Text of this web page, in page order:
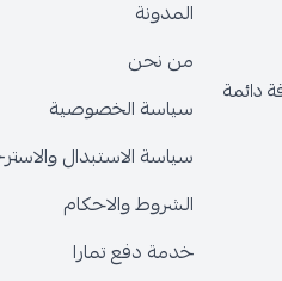
دائمة
المدونة
من نحن
سياسة الخصوصية
سياسة الاستبدال
الشروط والاحكام
خدمة دفع تمارا